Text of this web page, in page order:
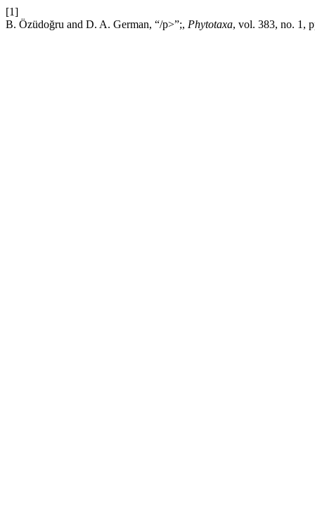
[1]
B. Özüdoğru and D. A. German, “/p>”;, Phytotaxa, vol. 383, no. 1,